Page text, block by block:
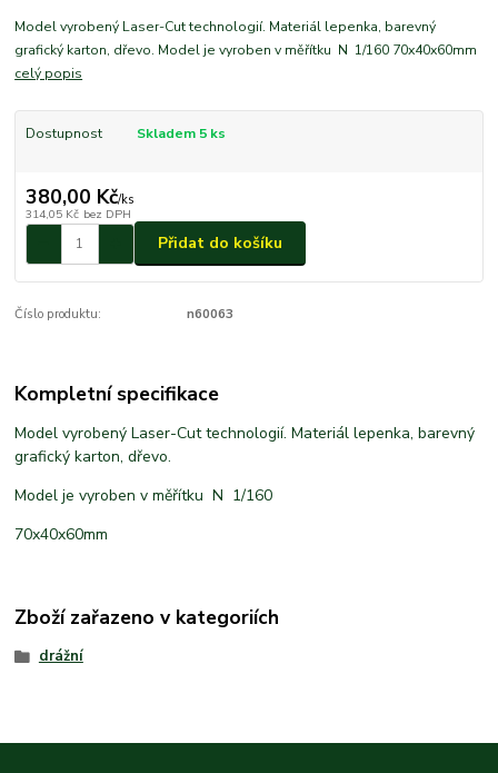
Model vyrobený Laser-Cut technologií. Materiál lepenka, barevný
grafický karton, dřevo. Model je vyroben v měřítku N 1/160 70x40x60mm
celý popis
Dostupnost Skladem 5 ks
380,00 Kč/ks
314,05 Kč bez DPH
Přidat do košíku
Číslo produktu: n60063
Kompletní specifikace
Model vyrobený Laser-Cut technologií. Materiál lepenka, barevný
grafický karton, dřevo.
Model je vyroben v měřítku N 1/160
70x40x60mm
Zboží zařazeno v kategoriích
drážní